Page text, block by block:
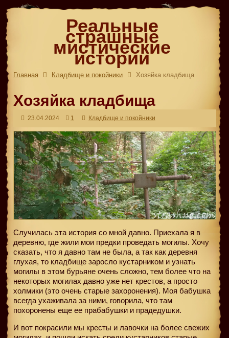
Реальные
страшные
мистические
истории
Главная Кладбище и покойники Хозяйка кладбища
Хозяйка кладбища
23.04.2024 1 Кладбище и покойники
Случилась эта история со мной давно. Приехала я в
деревню, где жили мои предки проведать могилы. Хочу
сказать, что я давно там не была, а так как деревня
глухая, то кладбище заросло кустарником и узнать
могилы в этом бурьяне очень сложно, тем более что на
некоторых могилах давно уже нет крестов, а просто
холмики (это очень старые захоронения). Моя бабушка
всегда ухаживала за ними, говорила, что там
похоронены еще ее прабабушки и прадедушки.
И вот покрасили мы кресты и лавочки на более свежих